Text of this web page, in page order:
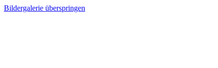
Bildergalerie überspringen